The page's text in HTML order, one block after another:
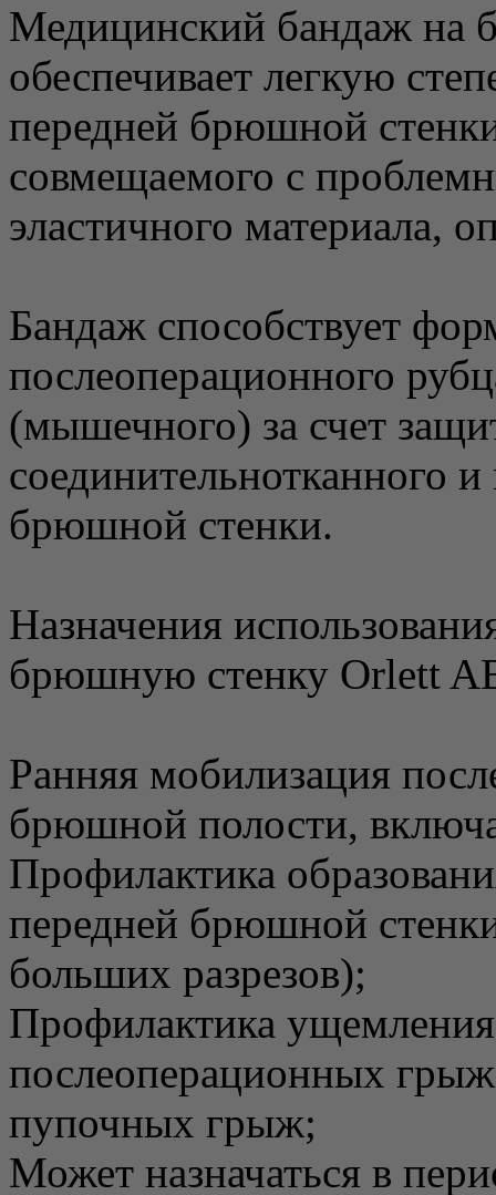
Медицинский бандаж на
обеспечивает легкую
передней брюшной
совмещаемого с
эластичного материала,
Бандаж способствует
послеоперационного
(мышечного) за счет
соединительнотканного
брюшной стенки.
Назначения
брюшную стенку Orlett
Ранняя мобилизация
брюшной полости,
Профилактика
передней брюшной
больших разрезов);
Профилактика
послеоперационных
пупочных грыж;
Может назначаться в